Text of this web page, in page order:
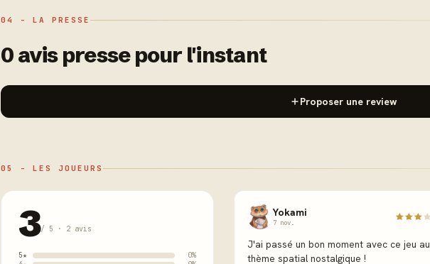
04 - LA PRESSE
0 avis presse pour l'instant
Proposer une review
05 - LES JOUEURS
3/ 5 · 2 avis
5★
0%
Yokami
7 nov.
J'ai passé un bon moment avec ce jeu au
thème spatial nostalgique !